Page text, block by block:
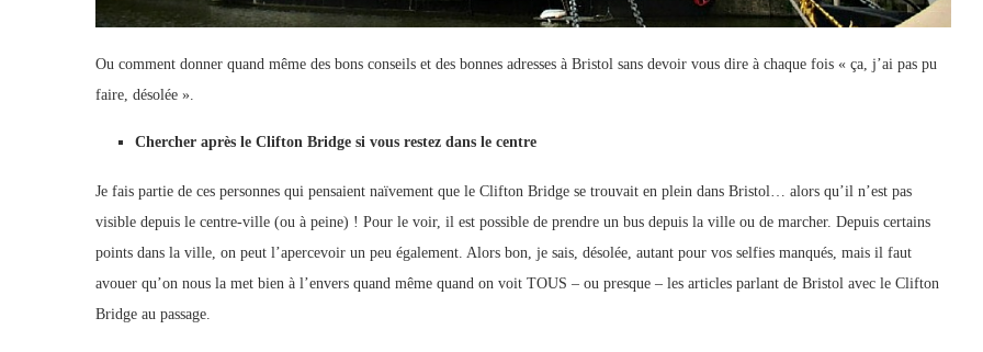
Ou comment donner quand même des bons conseils et des bonnes adresses à Bristol sans devoir vous dire à chaque fois « ça, j’ai pas pu
faire, désolée ».
Chercher après le Clifton Bridge si vous restez dans le centre
Je fais partie de ces personnes qui pensaient naïvement que le Clifton Bridge se trouvait en plein dans Bristol… alors qu’il n’est pas
visible depuis le centre-ville (ou à peine) ! Pour le voir, il est possible de prendre un bus depuis la ville ou de marcher. Depuis certains
points dans la ville, on peut l’apercevoir un peu également. Alors bon, je sais, désolée, autant pour vos selfies manqués, mais il faut
avouer qu’on nous la met bien à l’envers quand même quand on voit TOUS – ou presque – les articles parlant de Bristol avec le Clifton
Bridge au passage.